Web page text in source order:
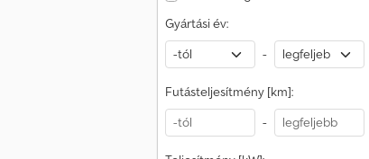
Gyártási év:
-
Futásteljesítmény [km]:
-